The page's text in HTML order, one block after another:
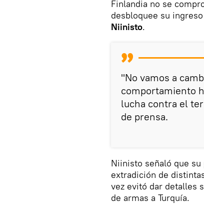
Finlandia no se
desbloquee su
Niinisto.
"No vamos a
comportamiento
lucha contra el
de prensa.
Niinisto señaló que
extradición de
vez evitó dar detalles
de armas a Turquía.